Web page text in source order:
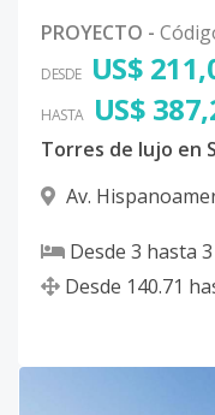
PROYECTO -
DESDE US$
HASTA US$
Torres de lujo en
Av.
Desde 3 hasta 3
Desde 140.71